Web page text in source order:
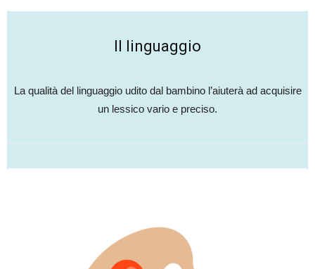
Il linguaggio
La qualità del linguaggio udito dal bambino l’aiuterà ad acquisire
un lessico vario e preciso.